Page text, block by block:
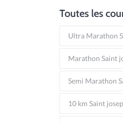
Toutes les
Ultra Marathon
Marathon Saint
Semi Marathon
10 km Saint